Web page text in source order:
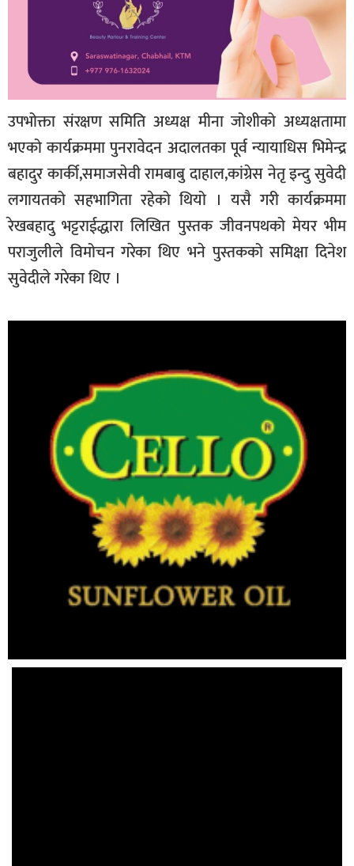
उपभोक्ता संरक्षण समिति अध्यक्ष मीना जोशीको अध्यक्षतामा
भएको कार्यक्रममा पुनरावेदन अदालतका पूर्व न्यायाधिस भिमेन्द्र
बहादुर कार्की,समाजसेवी रामबाबु दाहाल,कांग्रेस नेतृ इन्दु सुवेदी
लगायतको सहभागिता रहेको थियो । यसै गरी कार्यक्रममा
रेखबहादु भट्टराईद्धारा लिखित पुस्तक जीवनपथको मेयर भीम
पराजुलीले विमोचन गरेका थिए भने पुस्तकको समिक्षा दिनेश
सुवेदीले गरेका थिए ।